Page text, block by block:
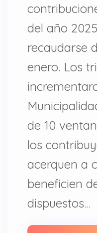
del año
recaudarse
enero. Los
de 10
los
acerquen a
beneficien
dispuestos…